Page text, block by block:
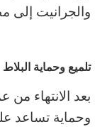
والجرانيت إلى
تلميع وحماية البلاط
بعد الانتهاء من
وحماية تساعد